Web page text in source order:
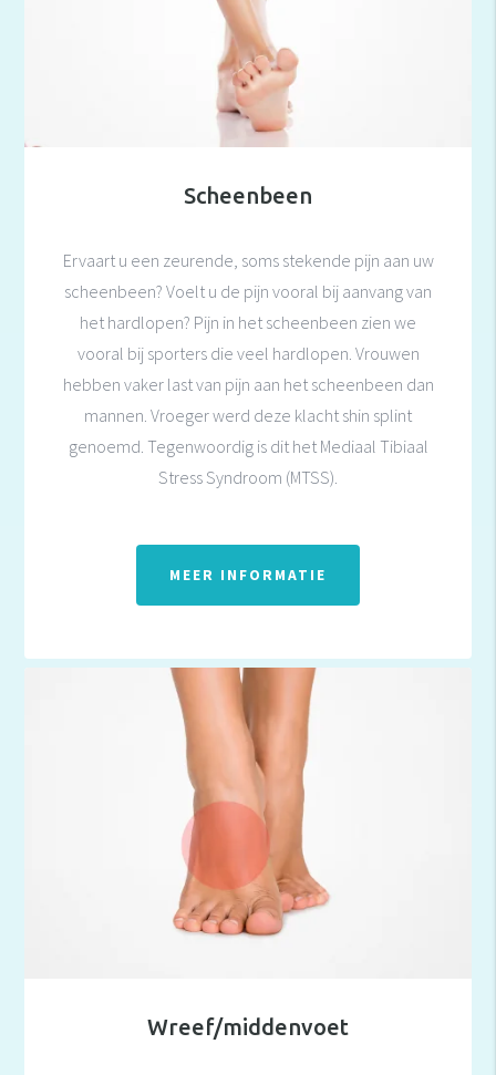
Scheenbeen
Ervaart u een zeurende, soms stekende pijn aan uw
scheenbeen? Voelt u de pijn vooral bij aanvang van
het hardlopen? Pijn in het scheenbeen zien we
vooral bij sporters die veel hardlopen. Vrouwen
hebben vaker last van pijn aan het scheenbeen dan
mannen. Vroeger werd deze klacht shin splint
genoemd. Tegenwoordig is dit het Mediaal Tibiaal
Stress Syndroom (MTSS).
MEER INFORMATIE
Wreef/middenvoet